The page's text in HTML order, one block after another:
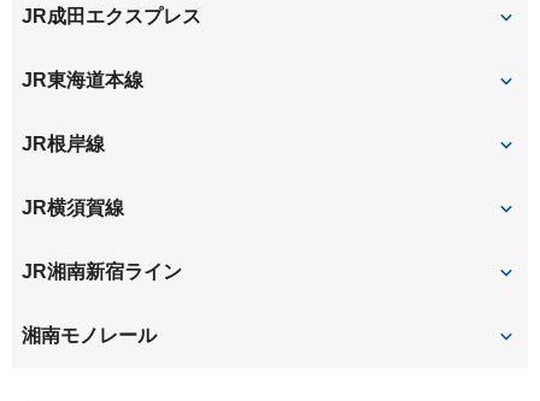
公田町
小袋谷
JR成田エクスプレス
大船
JR東海道本線
大船
JR根岸線
大船
JR横須賀線
北鎌倉
JR湘南新宿ライン
大船
湘南モノレール